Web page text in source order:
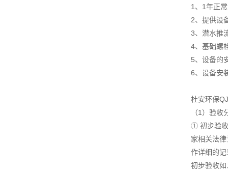
1、1年正
2、提供设
3、潜水推
4、基础螺
5、设备的
6、设备安
杜安环保
（1）验
① 初步验收
家相关法
作详细的记
初步验收